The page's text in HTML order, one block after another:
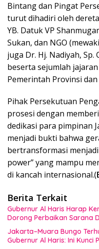
Bintang dan Pingat
turut dihadiri oleh
YB. Datuk VP
Sukan, dan NGO
juga ​Dr. Hj. Nadiyah, Sp.
beserta ​sejumlah
Pemerintah Provinsi dan
Pihak Persekutuan
prosesi dengan
dedikasi para pimpinan
menjadi bukti bahwa
bertransformasi
power” yang mampu
di kancah internasional.(
Berita Terkait
Gubernur Al Haris Harap
Dorong Perbaikan Sarana
Jakarta–Muara Bungo
Gubernur Al Haris: Ini Kunci